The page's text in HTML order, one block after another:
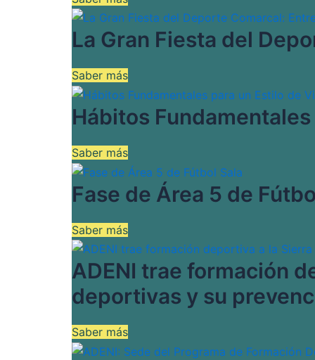
La Gran Fiesta del
Saber más
Hábitos
Saber más
Fase de Área 5 de
Saber más
ADENI trae formación
deportivas y su
Saber más